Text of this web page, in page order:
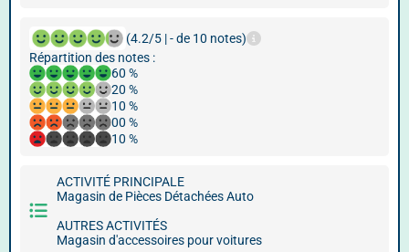
(4.2/5 | - de 10 notes)
Répartition des notes :
60 %
20 %
10 %
00 %
10 %
ACTIVITÉ PRINCIPALE
Magasin de Pièces Détachées Auto
AUTRES ACTIVITÉS
Magasin d'accessoires pour voitures